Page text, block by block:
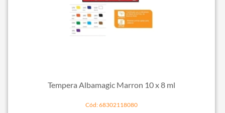
Tempera Albamagic Marron 10 x 8 ml
Cód: 68302118080